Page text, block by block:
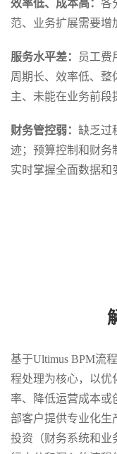
效率低、成本高： 各
范、业务扩展需要增
服务水平差：
员工费
周期长、效率低、整
主、未能在业务前段
财务管控弱： 缺乏过
迹；预算控制和财务
实时掌握全面数据和
基于Ultimus BPM流
程处理为核心，以优
率、降低运营成本或
部客户提供专业化生
投资（财务系统和业